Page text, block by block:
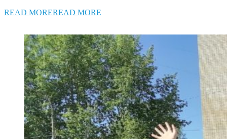
READ MOREREAD MORE